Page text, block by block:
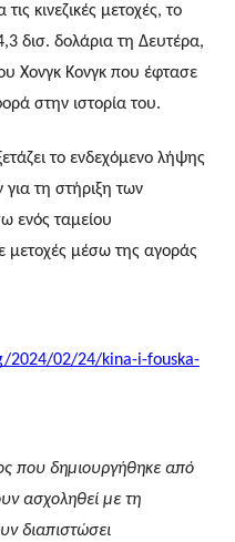
κινεζικές μετοχές, το
δισ. δολάρια τη Δευτέρα,
Χονγκ Κονγκ που έφτασε
στην ιστορία του.
το ενδεχόμενο λήψης
τη στήριξη των
ενός ταμείου
μετοχές μέσω της αγοράς
2024/02/24/kina-i-fouska-
που δημιουργήθηκε από
ασχοληθεί με τη
διαπιστώσει